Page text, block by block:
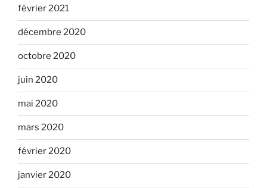
février 2021
décembre 2020
octobre 2020
juin 2020
mai 2020
mars 2020
février 2020
janvier 2020